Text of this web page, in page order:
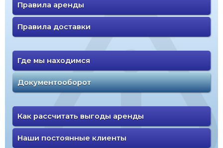
Правила аренды
Правила доставки
Где мы находимся
Документооборот
Как рассчитать выгоды аренды
Наши постоянные клиенты